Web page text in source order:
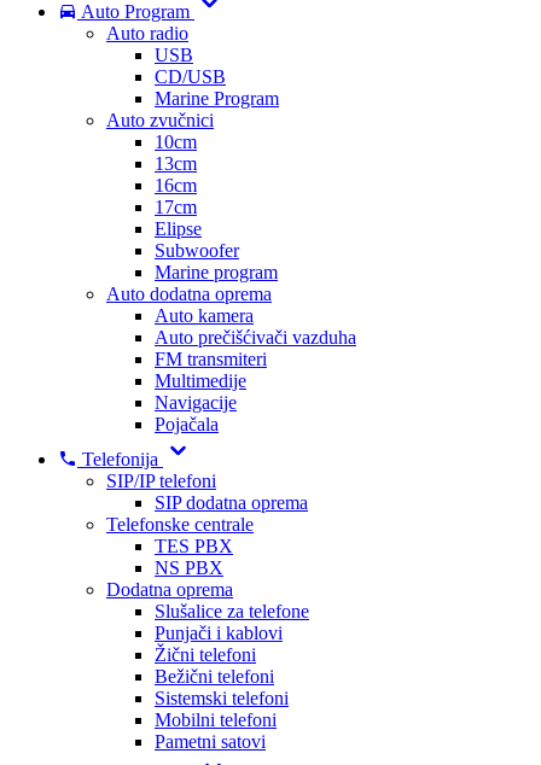
Auto Program
Auto radio
USB
CD/USB
Marine Program
Auto zvučnici
10cm
13cm
16cm
17cm
Elipse
Subwoofer
Marine program
Auto dodatna oprema
Auto kamera
Auto prečišćivači vazduha
FM transmiteri
Multimedije
Navigacije
Pojačala
Telefonija
SIP/IP telefoni
SIP dodatna oprema
Telefonske centrale
TES PBX
NS PBX
Dodatna oprema
Slušalice za telefone
Punjači i kablovi
Žični telefoni
Bežični telefoni
Sistemski telefoni
Mobilni telefoni
Pametni satovi